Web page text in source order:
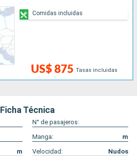
US$ 875 Tasas incluidas
Comidas incluidas
Ficha Técnica
N° de pasajeros:
Manga:
m
m Velocidad: Nudos